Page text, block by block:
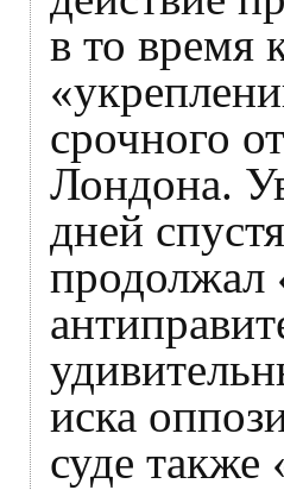
в то время
срочного
Лондона.
дней
продолжал
иска
суде также